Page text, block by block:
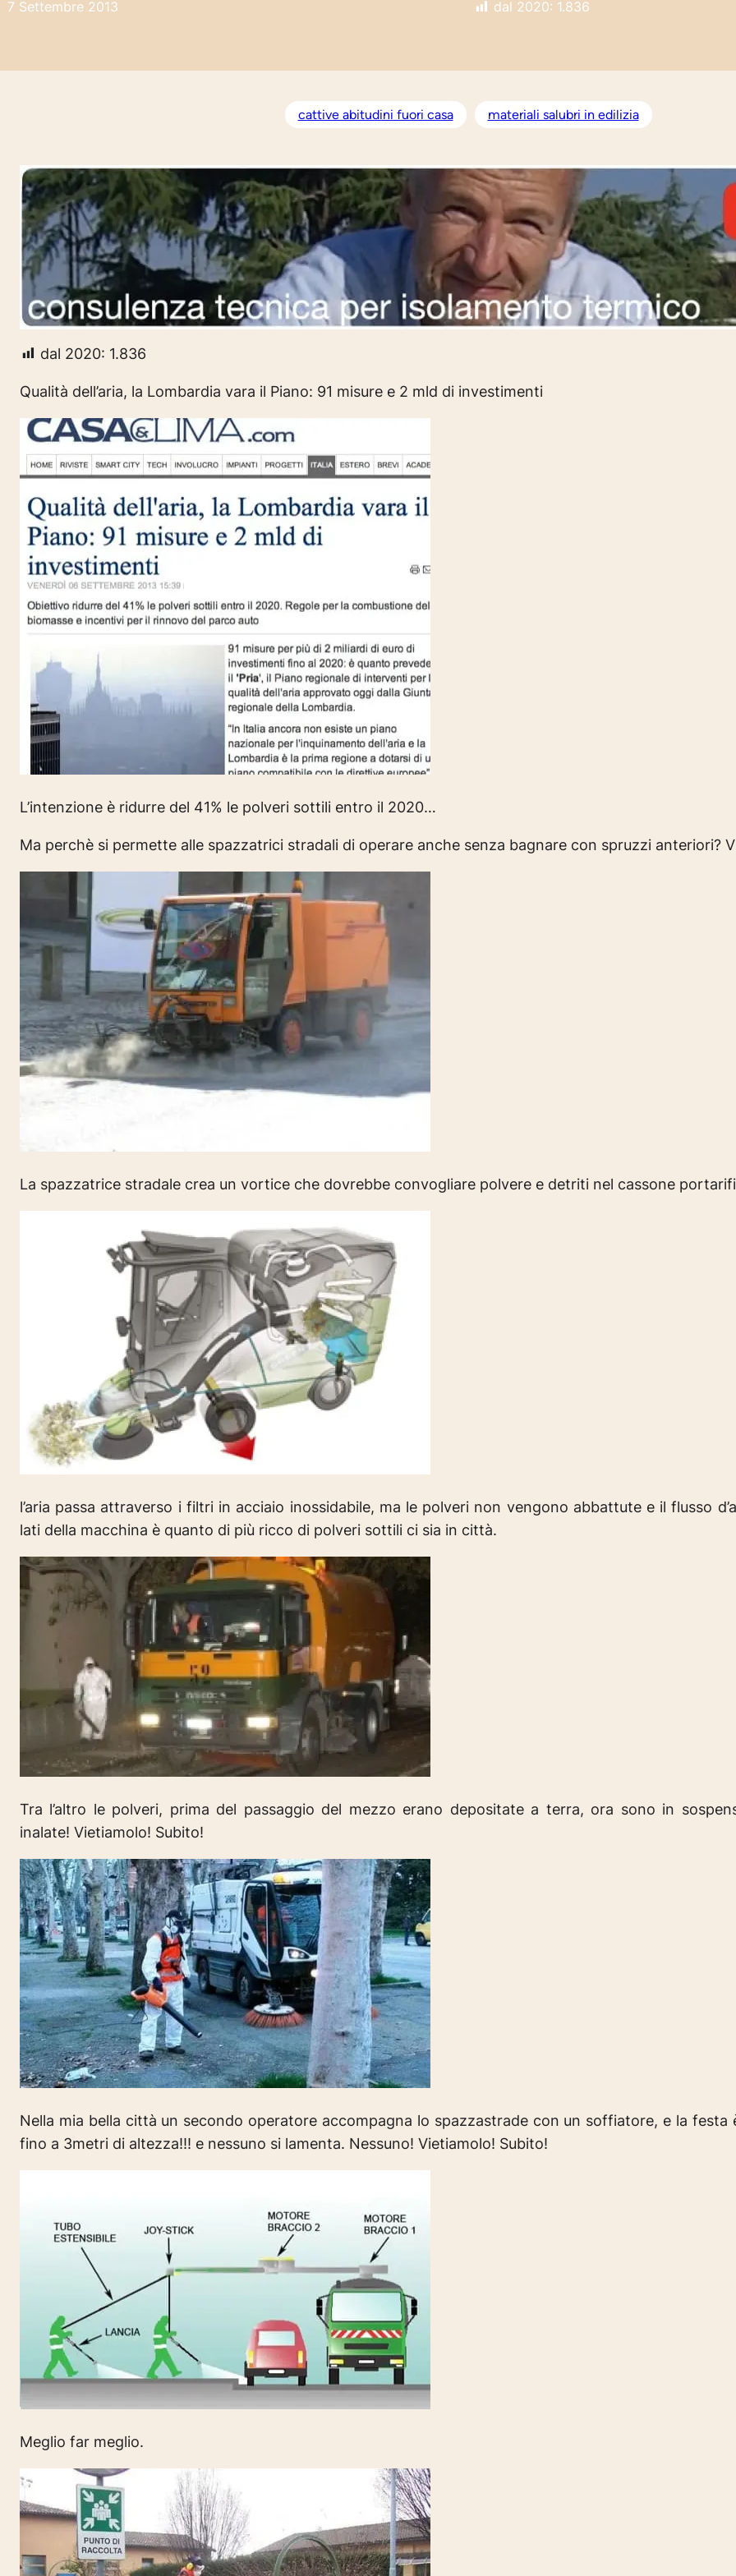
7 Settembre 2013 dal 2020: 1.836
cattive abitudini fuori casa materiali salubri in edilizia
dal 2020: 1.836
Qualità dell’aria, la Lombardia vara il Piano: 91 misure e 2 mld di investimenti
L’intenzione è ridurre del 41% le polveri sottili entro il 2020…
Ma perchè si permette alle spazzatrici stradali di operare anche senza bagnare con spruzzi anteriori?
La spazzatrice stradale crea un vortice che dovrebbe convogliare polvere e detriti nel cassone
l’aria passa attraverso i filtri in acciaio inossidabile, ma le polveri non vengono abbattute e il flusso
lati della macchina è quanto di più ricco di polveri sottili ci sia in città.
Tra l’altro le polveri, prima del passaggio del mezzo erano depositate a terra, ora sono in
inalate! Vietiamolo! Subito!
Nella mia bella città un secondo operatore accompagna lo spazzastrade con un soffiatore, e la
fino a 3metri di altezza!!! e nessuno si lamenta. Nessuno! Vietiamolo! Subito!
Meglio far meglio.